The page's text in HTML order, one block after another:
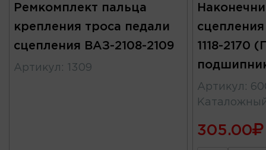
Ремкомплект пальца
крепления троса педали
сцепления ВАЗ-2108-2109
Артикул : 1309
сцепления
1118-2170
Артикул :
305.00